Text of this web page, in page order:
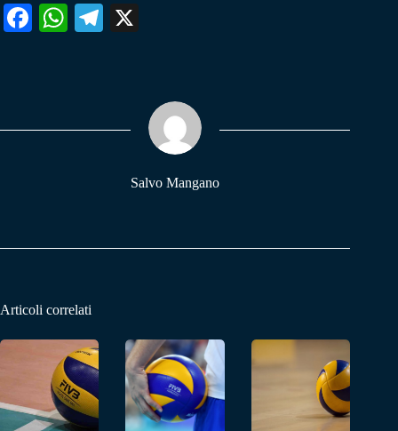
Fa W
pp
Te
m
Salvo Mangano
Articoli correlati